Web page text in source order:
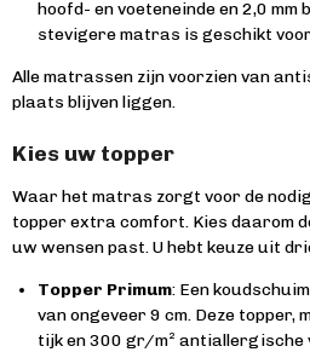
hoofd- en voeteneinde en 2,0 mm
stevigere matras is geschikt
Alle matrassen zijn voorzien van
plaats blijven liggen.
Kies uw topper
Waar het matras zorgt voor de
topper extra comfort. Kies daarom
uw wensen past. U hebt keuze uit
Topper Primum: Een
van ongeveer 9 cm. Deze topper,
tijk en 300 gr/m² antiallergische